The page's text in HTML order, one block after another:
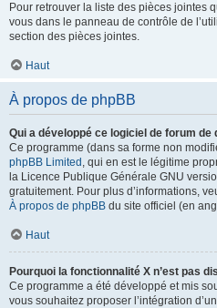
Pour retrouver la liste des pièces jointes
vous dans le panneau de contrôle de
section des pièces jointes.
Haut
À propos de phpBB
Qui a développé ce logiciel de forum de
Ce programme (dans sa forme non
phpBB Limited , qui en est le légitime
la Licence Publique Générale GNU
gratuitement. Pour plus d’informations,
À propos de phpBB du site officiel (en
Haut
Pourquoi la fonctionnalité X n’est pas
Ce programme a été développé et mis
vous souhaitez proposer l’intégration